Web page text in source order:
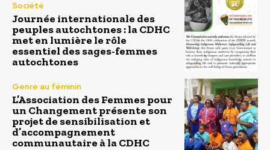
Société
Journée internationale des
peuples autochtones : la CDHC
met en lumière le rôle
essentiel des sages-femmes
autochtones
Genre au féminin
L’Association des Femmes pour
un Changement présente son
projet de sensibilisation et
d’accompagnement
communautaire à la CDHC